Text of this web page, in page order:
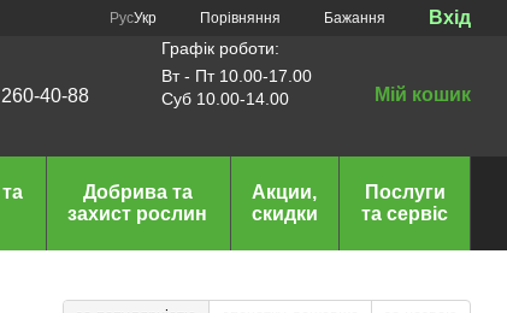
РусУкр Порівняння Бажання Вхід
40-88
Графік роботи:
Вт - Пт 10.00-17.00
Суб 10.00-14.00
Мій кошик
Добрива та
захист рослин
Акции,
скидки
Послуги
та сервіс